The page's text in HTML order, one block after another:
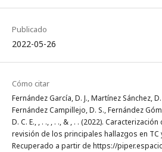
Publicado
2022-05-26
Cómo citar
Fernández García, D. J., Martínez Sánchez,
Fernández Campillejo, D. S., Fernández
D. C. E., , . ., , . ., & , . . (2022).
revisión de los principales hallazgos en TC
Recuperado a partir de https://